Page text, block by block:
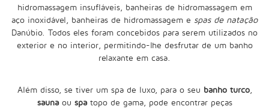
hidromassagem insufláveis, banheiras de hidromassagem em
aço inoxidável, banheiras de hidromassagem e spas de natação
Danúbio. Todos eles foram concebidos para serem utilizados no
exterior e no interior, permitindo-lhe desfrutar de um banho
relaxante em casa.
Além disso, se tiver um spa de luxo, para o seu banho turco,
saunaou spatopo de gama, pode encontrar peças